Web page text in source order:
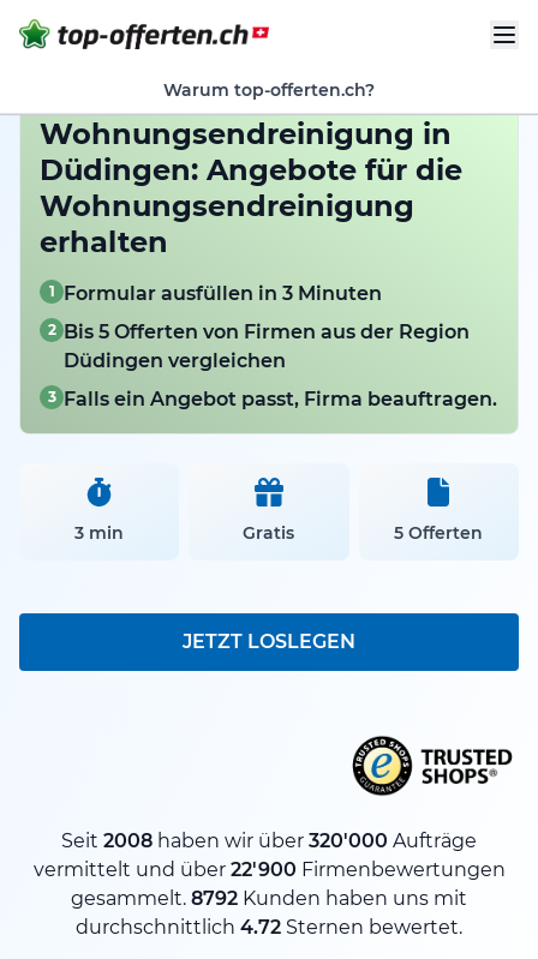
Warum top-offerten.ch?
Wohnungsendreinigung in
Düdingen: Angebote für die
Wohnungsendreinigung
erhalten
1 Formular ausfüllen in 3 Minuten
2 Bis 5 Offerten von Firmen aus der Region
Düdingen vergleichen
3 Falls ein Angebot passt, Firma beauftragen.
3 min Gratis 5 Offerten
JETZT LOSLEGEN
Seit 2008 haben wir über 320'000 Aufträge
vermittelt und über 22'900 Firmenbewertungen
gesammelt. 8792 Kunden haben uns mit
durchschnittlich 4.72 Sternen bewertet.